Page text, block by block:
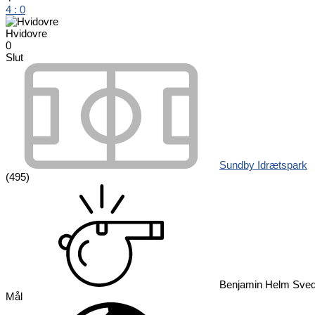
4 : 0
Hvidovre
0
Slut
Sundby Idrætspark
(495)
Benjamin Helm
Mål